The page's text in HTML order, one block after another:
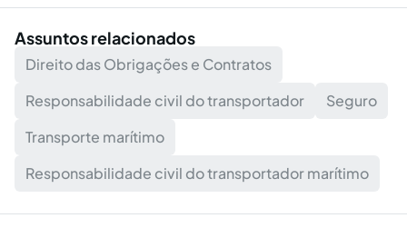
Assuntos relacionados
Direito das Obrigações e Contratos
Responsabilidade civil do transportador
Seguro
Transporte marítimo
Responsabilidade civil do transportador marítimo